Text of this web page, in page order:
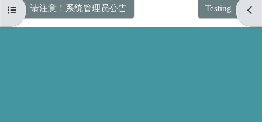
打开课程索引 打
← 请注意！系统管理员公告 Testing →